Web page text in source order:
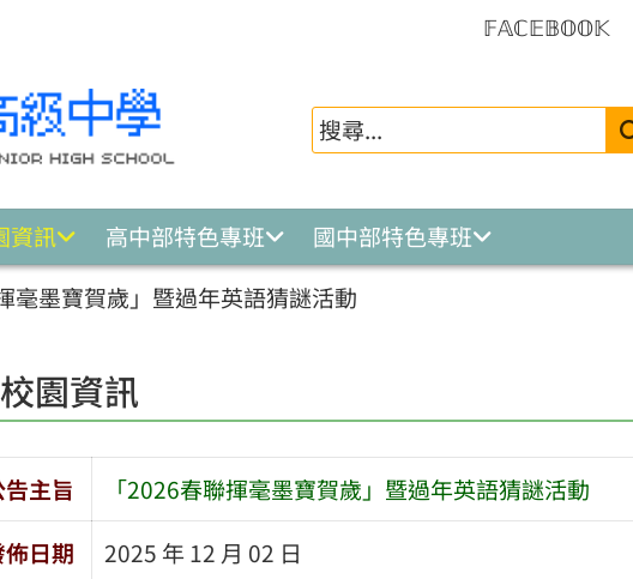
𝔽𝔸ℂ𝔼𝔹𝕆𝕆𝕂
資訊 高中部特色專班
國中部特色專班
毫墨寶賀歲」暨過年英語猜謎活動
校園資訊
主旨
「2026春聯揮毫墨寶賀歲」暨過年英語猜謎活動
日期
2025 年 12 月 02 日